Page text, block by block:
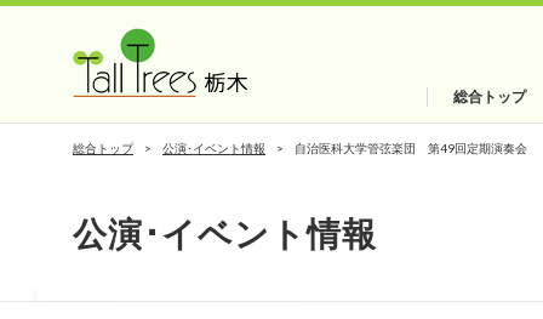
総合トップ
総合トップ 公演･イベント情報 自治医科大学管弦楽団 第49回定期演奏会
公演･イベント情報